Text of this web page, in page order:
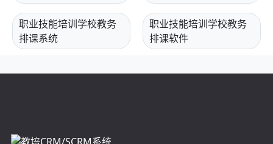
职业技能培训学校教务
排课系统
职业技能培训学校教务
排课软件